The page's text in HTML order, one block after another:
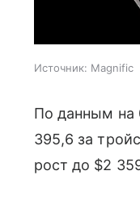
Источник: Magnific
По данным на
395,6 за
рост до $2